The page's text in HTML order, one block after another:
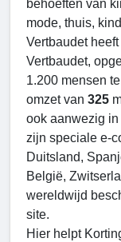
behoeften van
mode, thuis,
Vertbaudet heeft
Vertbaudet,
1.200 mensen
omzet van 325
ook aanwezig
zijn speciale e-
Duitsland,
België,
wereldwijd
site.
Hier helpt